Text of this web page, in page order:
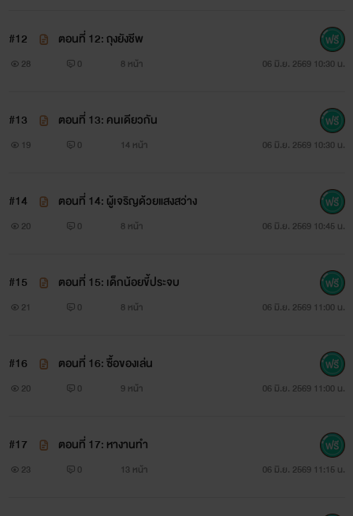
#12 ตอนที่ 12: ถุงยังชีพ
28 0 8 หน้า 06 มิ.ย. 2569 10:30 น.
#13 ตอนที่ 13: คนเดียวกัน
19 0 14 หน้า 06 มิ.ย. 2569 10:30 น.
#14 ตอนที่ 14: ผู้เจริญด้วยแสงสว่าง
20 0 8 หน้า 06 มิ.ย. 2569 10:45 น.
#15 ตอนที่ 15: เด็กน้อยขี้ประจบ
21 0 8 หน้า 06 มิ.ย. 2569 11:00 น.
#16 ตอนที่ 16: ซื้อของเล่น
20 0 9 หน้า 06 มิ.ย. 2569 11:00 น.
#17 ตอนที่ 17: หางานทำ
23 0 13 หน้า 06 มิ.ย. 2569 11:15 น.